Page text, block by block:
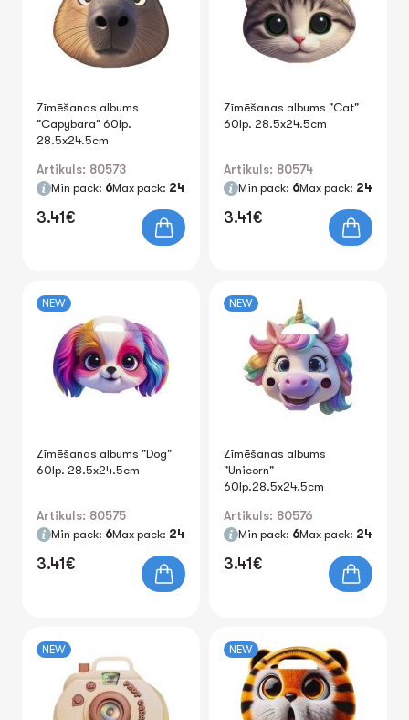
Zīmēšanas albums
"Capybara" 60lp.
28.5x24.5cm
Artikuls: 80573
Min pack: 6Max pack: 24
3.41€
Zīmēšanas albums "Cat"
60lp. 28.5x24.5cm
Artikuls: 80574
Min pack: 6Max pack: 24
3.41€
NEW
Zīmēšanas albums "Dog"
60lp. 28.5x24.5cm
Artikuls: 80575
Min pack: 6Max pack: 24
3.41€
NEW
Zīmēšanas albums
"Unicorn"
60lp.28.5x24.5cm
Artikuls: 80576
Min pack: 6Max pack: 24
3.41€
NEW NEW